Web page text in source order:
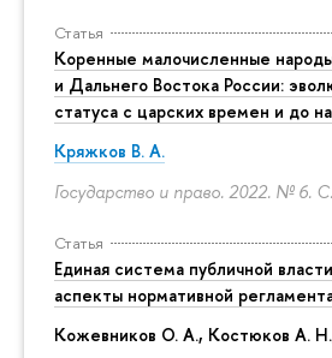
Статья
Коренные малочисленные
и Дальнего Востока России:
статуса с царских времен и до
Кряжков В. А.
Государство и право. 2022. № 6.
Статья
Единая система публичной
аспекты нормативной
Кожевников О. А., Костюков А.